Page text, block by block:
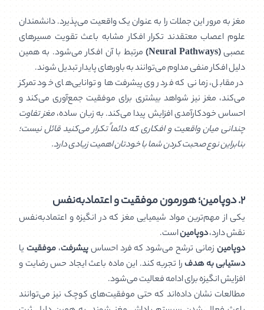
مغز به مرور این جملات را به عنوان یک واقعیت می‌پذیرد. دانشمندان
علوم اعصاب معتقدند تکرار افکار مشابه باعث تقویت مسیرهای
عصبی(Neural Pathways)
مرتبط با آن افکار می‌شود. به همین
دلیل افکار منفی مداوم می‌توانند به باورهای پایدار تبدیل شوند.
در مقابل، زمانی که فرد روی پیشرفت‌ها و توانایی‌های خود تمرکز
می‌کند، مغز نیز شواهد بیشتری برای موفقیت جمع‌آوری می‌کند و
احساس خودکارآمدی افزایش پیدا می‌کند. به زبان ساده،مغز تفاوت
چندانی میان واقعیت و افکاری که دائماً تکرار می‌کنید قائل نیست؛
بنابراین نوع صحبت کردن شما با خودتان اهمیت زیادی دارد.
۲. دوپامین؛ هورمون موفقیت و اعتمادبه‌نفس
یکی از مهم‌ترین مواد شیمیایی مغز که در انگیزه و اعتمادبه‌نفس
نقش دارد،دوپامیناست.
دوپامینزمانی ترشح می‌شود که فرد احساسپیشرفت،موفقیت یا
دستیابی به هدف را تجربه کند. این ماده باعث ایجاد حس رضایت و
افزایش انگیزه برای ادامه فعالیت می‌شود.
مطالعات نشان داده‌اند که حتی موفقیت‌های کوچک نیز می‌توانند